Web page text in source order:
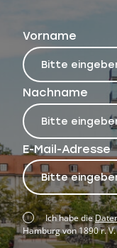
Vorname
Nachname
E-Mail-Adresse
Ich habe die
Hamburg von 1890 r.